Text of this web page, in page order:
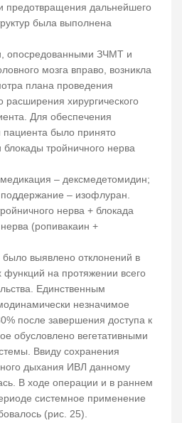
предотвращения дальнейшего
была выполнена
опосредованными ЗЧМТ и
мозга вправо, возникла
плана проведения
хирургического
Для обеспечения
пациента было принято
тройничного нерва
– дексмедетомидин;
– изофлуран.
нерва + блокада
(ропивакаин +
выявлено отклонений в
функций на протяжении всего
Единственным
незначимое
после завершения доступа к
обусловлено вегетативными
Ввиду сохранения
дыхания ИВЛ данному
В ходе операции и в раннем
системное применение
(рис. 25).